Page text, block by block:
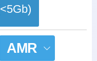
AMR